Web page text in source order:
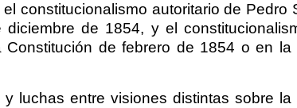
constitucionalismo autoritario de Pedro
diciembre de 1854, y el
Constitución de febrero de 1854 o en la
y luchas entre visiones distintas sobre